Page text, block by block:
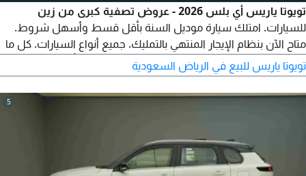
تويوتا ياريس أي بلس 2026 - عروض تصفية كبرى من زين
للسيارات. امتلك سيارة موديل السنة بأقل قسط وأسهل شروط.
متاح الآن بنظام الإيجار المنتهي بالتمليك. جميع أنواع السيارات. كل ما
من 3000 ريال) اختر سيارتك واترك الباقي علينا. للتواصل المباشر مع
المستشار البيعي أ زين، الرياض، والشحن لجميع أنحاء المملكة
تويوتا ياريس للبيع في الرياض السعودية
5